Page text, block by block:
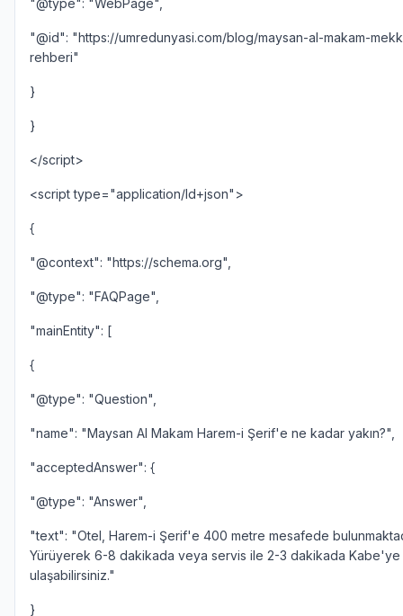
"@type": "WebPage",
"@id": "https://umredunyasi.com/blog/maysan-al-makam-
rehberi"
}
}
</script>
<script type="application/ld+json">
{
"@context": "https://schema.org",
"@type": "FAQPage",
"mainEntity": [
{
"@type": "Question",
"name": "Maysan Al Makam Harem-i Şerif'e ne kadar yakın?",
"acceptedAnswer": {
"@type": "Answer",
"text": "Otel, Harem-i Şerif'e 400 metre mesafede
Yürüyerek 6-8 dakikada veya servis ile 2-3 dakikada Kabe'ye
ulaşabilirsiniz."
}